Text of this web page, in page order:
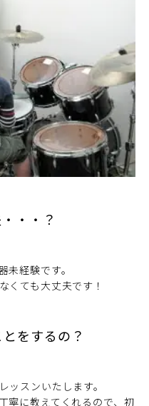
・・？
未経験です。
くても大丈夫です！
をするの？
ッスンいたします。
寧に教えてくれるので、初